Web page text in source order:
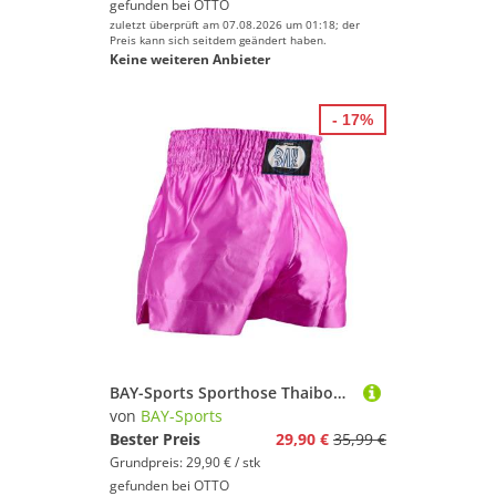
gefunden bei OTTO
zuletzt überprüft am 07.08.2026 um 01:18; der
Preis kann sich seitdem geändert haben.
Keine weiteren Anbieter
BAY-Sports Sporthose Thaiboxhose REMY Muay Thai Hose Shorts Thaiboxen MMA kurz Kickboxen kurze, leichte, locker sitzende Trainingshose, uni Pink
von BAY-Sports
Bester Preis
29,90 € 35,99 €
Grundpreis: 29,90 € / stk
gefunden bei OTTO
- 17%